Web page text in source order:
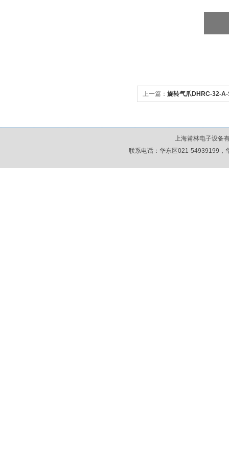
上一篇： 旋转气爪DHRC-32-A-
上海莆林电子设
联系电话：华东区021-54939199